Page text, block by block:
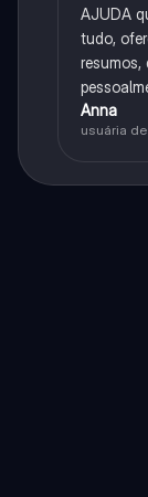
AJUDA
tudo,
resumos,
Anna
usuária de